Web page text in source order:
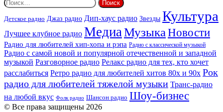
Детское радио Джаз радио Дип-хаус радио Звезды Культура
Лучшее клубное радио МедиаМузыкаНовости
Радио для любителей хип-хопа и рэпа Радио с классической музыкой
Радио с самой новой и популярной отечественной и западной
музыкой Разговорное радио Релакс радио для тех, кто хочет
расслабиться Ретро радио для любителей хитов 80х и 90х Рок
радио для любителей тяжелой музыки Транс-радио
на любой вкус Фолк радио Шансон радио Шоу-бизнес
© Все права защищены 2026